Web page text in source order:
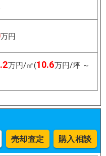
万円
万円/㎡(10.6万円/坪 ～
売却査定 購入相談